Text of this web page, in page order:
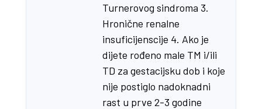
Turnerovog sindroma 3.
Hronične renalne
insuficijenscije 4. Ako je
dijete rođeno male TM i/ili
TD za gestacijsku dob i koje
nije postiglo nadoknadni
rast u prve 2-3 godine